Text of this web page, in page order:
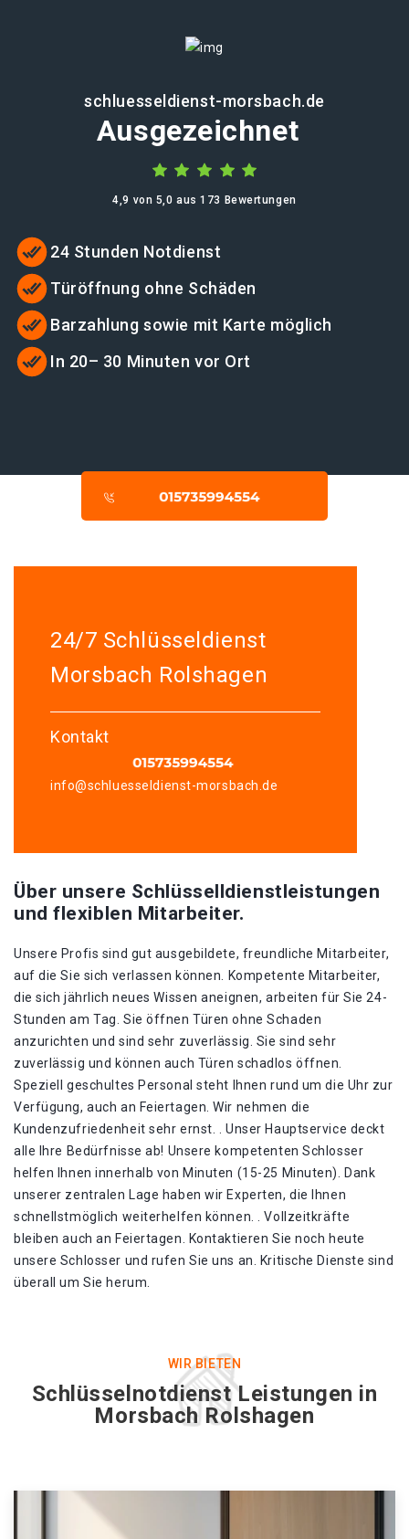
schluesseldienst-morsbach.de
Ausgezeichnet
4,9 von 5,0 aus 173 Bewertungen
24 Stunden Notdienst
Türöffnung ohne Schäden
Barzahlung sowie mit Karte möglich
In 20– 30 Minuten vor Ort
24/7 Schlüsseldienst
Morsbach Rolshagen
Kontakt
info@schluesseldienst-morsbach.de
Über unsere Schlüsselldienstleistungen
und flexiblen Mitarbeiter.
Unsere Profis sind gut ausgebildete, freundliche Mitarbeiter,
auf die Sie sich verlassen können. Kompetente Mitarbeiter,
die sich jährlich neues Wissen aneignen, arbeiten für Sie 24-
Stunden am Tag. Sie öffnen Türen ohne Schaden
anzurichten und sind sehr zuverlässig. Sie sind sehr
zuverlässig und können auch Türen schadlos öffnen.
Speziell geschultes Personal steht Ihnen rund um die Uhr zur
Verfügung, auch an Feiertagen. Wir nehmen die
Kundenzufriedenheit sehr ernst. . Unser Hauptservice deckt
alle Ihre Bedürfnisse ab! Unsere kompetenten Schlosser
helfen Ihnen innerhalb von Minuten (15-25 Minuten). Dank
unserer zentralen Lage haben wir Experten, die Ihnen
schnellstmöglich weiterhelfen können. . Vollzeitkräfte
bleiben auch an Feiertagen. Kontaktieren Sie noch heute
unsere Schlosser und rufen Sie uns an. Kritische Dienste sind
überall um Sie herum.
WIR BIETEN
Schlüsselnotdienst Leistungen in
Morsbach Rolshagen